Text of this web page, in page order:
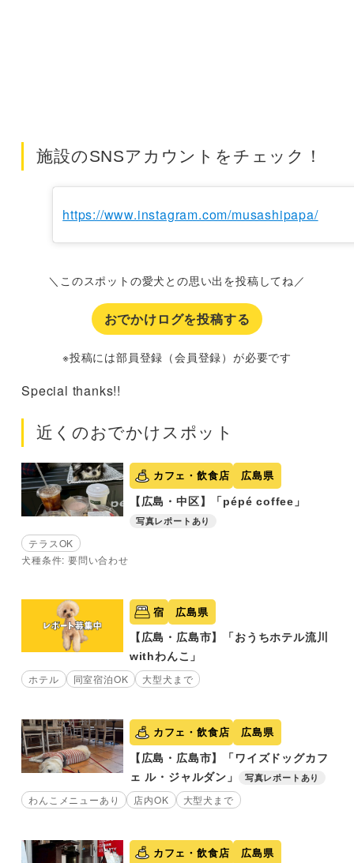
施設のSNSアカウントをチェック！
https://www.instagram.com/musashipapa/
＼このスポットの愛犬との思い出を投稿してね／
おでかけログを投稿する
※投稿には部員登録（会員登録）が必要です
Special thanks!!
近くのおでかけスポット
カフェ・飲食店 広島県
【広島・中区】「pépé coffee」
写真レポートあり
テラスOK
犬種条件: 要問い合わせ
宿 広島県
【広島・広島市】「おうちホテル流川
withわんこ」
ホテル 同室宿泊OK 大型犬まで
カフェ・飲食店 広島県
【広島・広島市】「ワイズドッグカフ
ェ ル・ジャルダン」
写真レポートあり
わんこメニューあり 店内OK 大型犬まで
カフェ・飲食店 広島県